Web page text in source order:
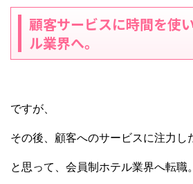
顧客サービスに時間を使
ル業界へ。
ですが、
その後、顧客へのサービスに注力し
と思って、会員制ホテル業界へ転職。